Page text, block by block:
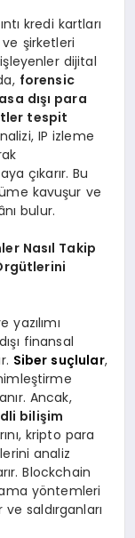
kredi kartları
ve şirketleri
dijital
forensic
dışı para
tespit
IP izleme
çıkarır. Bu
kavuşur ve
bulur.
Nasıl Takip
yazılımı
finansal
Siber suçlular,
Ancak,
bilişim
kripto para
analiz
Blockchain
yöntemleri
saldırganları